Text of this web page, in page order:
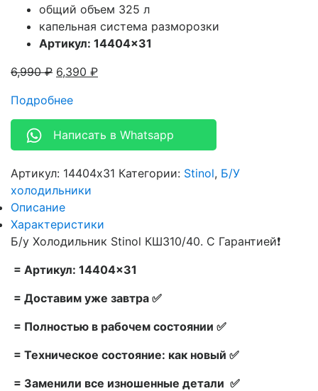
общий объем 325 л
капельная система разморозки
Артикул: 14404×31
6,990₽ 6,390 ₽
Подробнее
Написать в Whatsapp
Артикул: 14404x31 Категории: Stinol, Б/У
холодильники
Описание
Характеристики
Б/у Холодильник Stinol КШ310/40. С Гарантией❗
= Артикул: 14404×31
= Доставим уже завтра ✅
= Полностью в рабочем состоянии ✅
= Техническое состояние: как новый ✅
= Заменили все изношенные детали ✅